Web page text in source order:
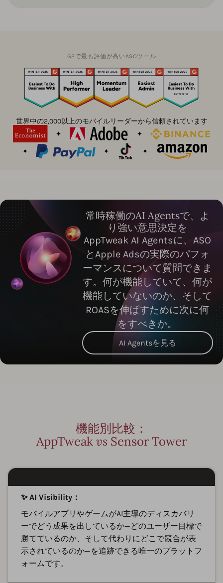
G2で最も評価が高いASOツール
世界中の2,000以上のモバイルリーダーから信頼されています
常時稼働のAI Agentsで、よ
り強い意思決定を
AppTweak AI Agentsに、ASO
とApple Adsの実際のパフォ
ーマンスについて質問できま
す。何が機能していて、何が
機能していないのか、そして
ROASを伸ばすために次に何
をすべきか。
AI Agentsを見る
機能別比較：
AppTweakvs Sensor Tower
✨ AI Visibility：
モバイルアプリやゲームがAI主導のディスカバリ
ーでどう成果を出しているか—どのユーザー目標で
勝てているのか、そして代わりにどこで競合が表
示されているのか—を追跡できる唯一のプラットフ
ォームです。